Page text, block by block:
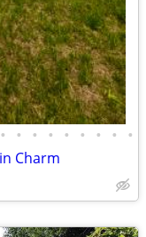
• • • • • • • • •
Charm